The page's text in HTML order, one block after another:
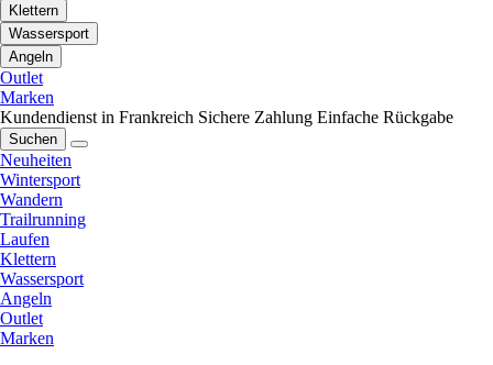
Klettern
Wassersport
Angeln
Outlet
Marken
Kundendienst in Frankreich Sichere Zahlung Einfache Rückgabe
Suchen
Neuheiten
Wintersport
Wandern
Trailrunning
Laufen
Klettern
Wassersport
Angeln
Outlet
Marken